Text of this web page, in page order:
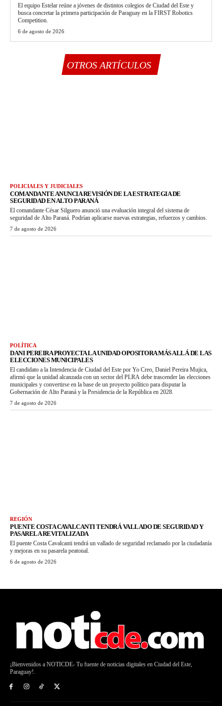
El equipo Estelar reúne a jóvenes de distintos colegios de Ciudad del Este y
busca concretar la primera participación de Paraguay en la FIRST Robotics
Competition.
6 de agosto de 2026
OTROS ARTÍCULOS
POLICIALES Y JUDICIALES
COMANDANTE ANUNCIA REVISIÓN DE LA ESTRATEGIA DE
SEGURIDAD EN ALTO PARANÁ
El comandante César Silguero anunció una evaluación integral del sistema de
seguridad de Alto Paraná. Podrían aplicarse nuevas estrategias, refuerzos y cambios.
7 de agosto de 2026
POLÍTICA
DANI PEREIRA PROYECTA LA UNIDAD OPOSITORA MÁS ALLÁ DE LAS
ELECCIONES MUNICIPALES
El candidato a la Intendencia de Ciudad del Este por Yo Creo, Daniel Pereira Mujica,
afirmó que la unidad alcanzada con un sector del PLRA debe trascender las elecciones
municipales y convertirse en la base de un proyecto político para disputar la
Gobernación de Alto Paraná y la Presidencia de la República en 2028.
7 de agosto de 2026
REGIÓN
PUENTE COSTA CAVALCANTI TENDRÁ VALLADO DE SEGURIDAD Y
PASARELA REVITALIZADA
El puente Costa Cavalcanti tendrá un vallado de seguridad reclamado por la ciudadanía
y mejoras en su pasarela peatonal.
6 de agosto de 2026
¡Bienvenidos a NOTICDE- Tu fuente de noticias digitales en Ciudad del Este,
Paraguay!.